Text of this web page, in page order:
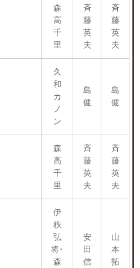
森
高
千
里
斉
藤
英
夫
斉
藤
英
夫
久
和
カ
ノ
ン
島
健
島
健
森
高
千
里
斉
藤
英
夫
斉
藤
英
夫
伊
秩
弘
将･
森
安
田
信
山
本
拓